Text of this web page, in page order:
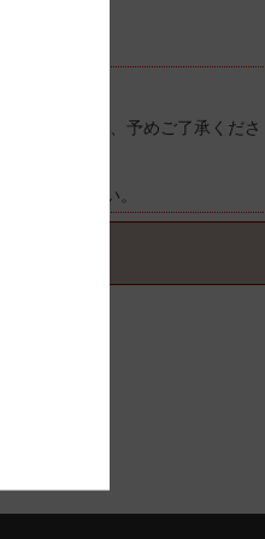
いますので、予めご了承くださ
認ください。
確認ください。